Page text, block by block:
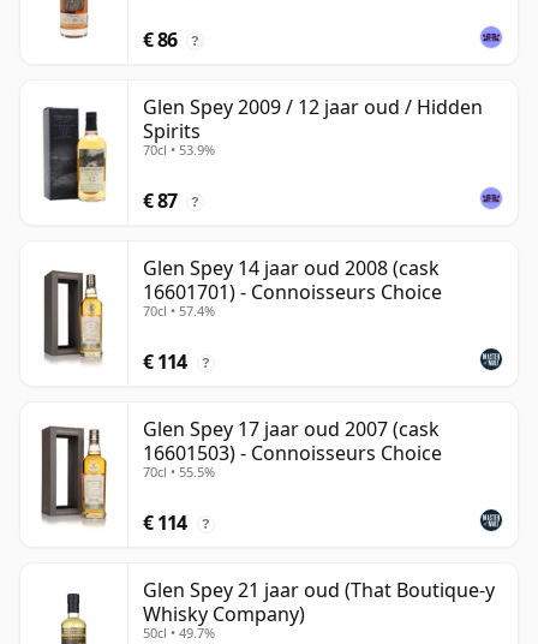
€ 86 ?
Glen Spey 2009 / 12 jaar oud / Hidden
Spirits
70cl • 53.9%
€ 87 ?
Glen Spey 14 jaar oud 2008 (cask
16601701) - Connoisseurs Choice
70cl • 57.4%
€ 114 ?
Glen Spey 17 jaar oud 2007 (cask
16601503) - Connoisseurs Choice
70cl • 55.5%
€ 114 ?
Glen Spey 21 jaar oud (That Boutique-y
Whisky Company)
50cl • 49.7%